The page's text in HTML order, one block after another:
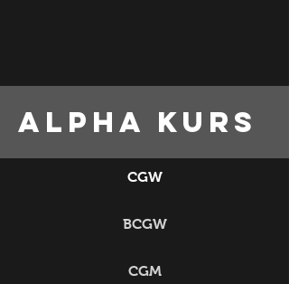
Alpha kurs
CGW
BCGW
CGM